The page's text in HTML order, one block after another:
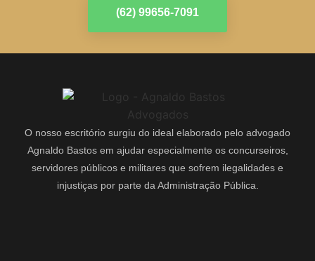
(62) 99656-7091
O nosso escritório surgiu do ideal elaborado pelo advogado
Agnaldo Bastos em ajudar especialmente os concurseiros,
servidores públicos e militares que sofrem ilegalidades e
injustiças por parte da Administração Pública.